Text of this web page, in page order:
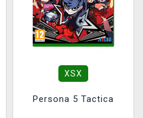
XSX
Persona 5 Tactica